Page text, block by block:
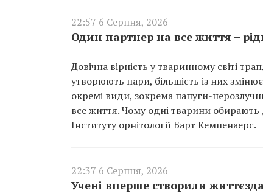
22:57 6 Серпня, 2026
Один партнер на все життя –
Довічна вірність у тваринному світі
утворюють пари, більшість із них
окремі види, зокрема папуги-
все життя. Чому одні тварини обирають
Інституту орнітології Барт Кемпенаерс.
22:37 6 Серпня, 2026
Учені вперше створили